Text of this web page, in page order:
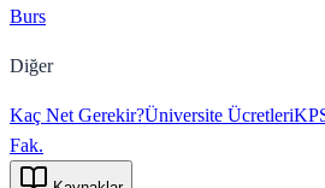
Burs
Diğer
Kaç Net Gerekir?Üniversite Ücretleri
Fak.